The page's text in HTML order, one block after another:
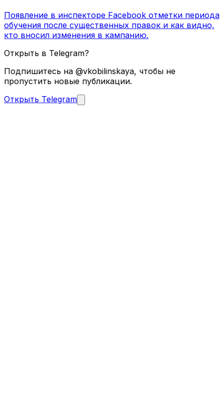
Появление в инспекторе Facebook отметки периода
обучения после существенных правок и как видно,
кто вносил изменения в кампанию.
Открыть в Telegram?
Подпишитесь на @vkobilinskaya, чтобы не
пропустить новые публикации.
Открыть Telegram